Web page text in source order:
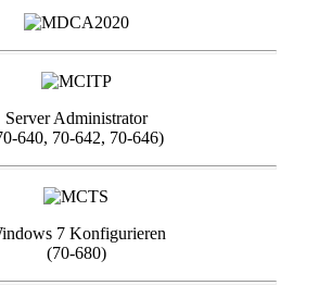
Server Administrator
640, 70-642, 70-646)
7 Konfigurieren
(70-680)